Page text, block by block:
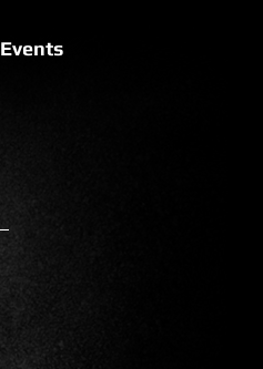
Events